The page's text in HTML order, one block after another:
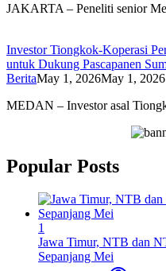
JAKARTA – Peneliti senior
Investor Tiongkok-Koperasi
untuk Dukung Pascapanen
BeritaMay 1, 2026May 1, 2026
MEDAN – Investor asal
Popular Posts
1
Jawa Timur, NTB dan
Sepanjang Mei